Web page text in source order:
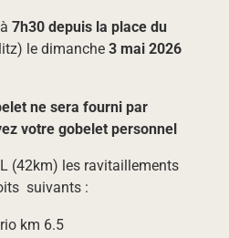
7h30 depuis la place du
le dimanche 3 mai 2026
ne sera fourni par
votre gobelet personnel
(42km) les ravitaillements
suivants :
km 6.5